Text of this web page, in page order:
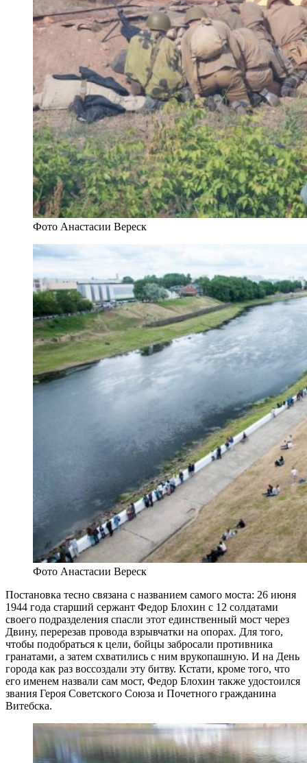
Фото Анастасии Вереск
Фото Анастасии Вереск
Постановка тесно связана с названием самого моста: 26 июня
1944 года старший сержант Федор Блохин с 12 солдатами
своего подразделения спасли этот единственный мост через
Двину, перерезав провода взрывчатки на опорах. Для того,
чтобы подобраться к цели, бойцы забросали противника
гранатами, а затем схватились с ним врукопашную. И на День
города как раз воссоздали эту битву. Кстати, кроме того, что
его именем назвали сам мост, Федор Блохин также удостоился
звания Героя Советского Союза и Почетного гражданина
Витебска.